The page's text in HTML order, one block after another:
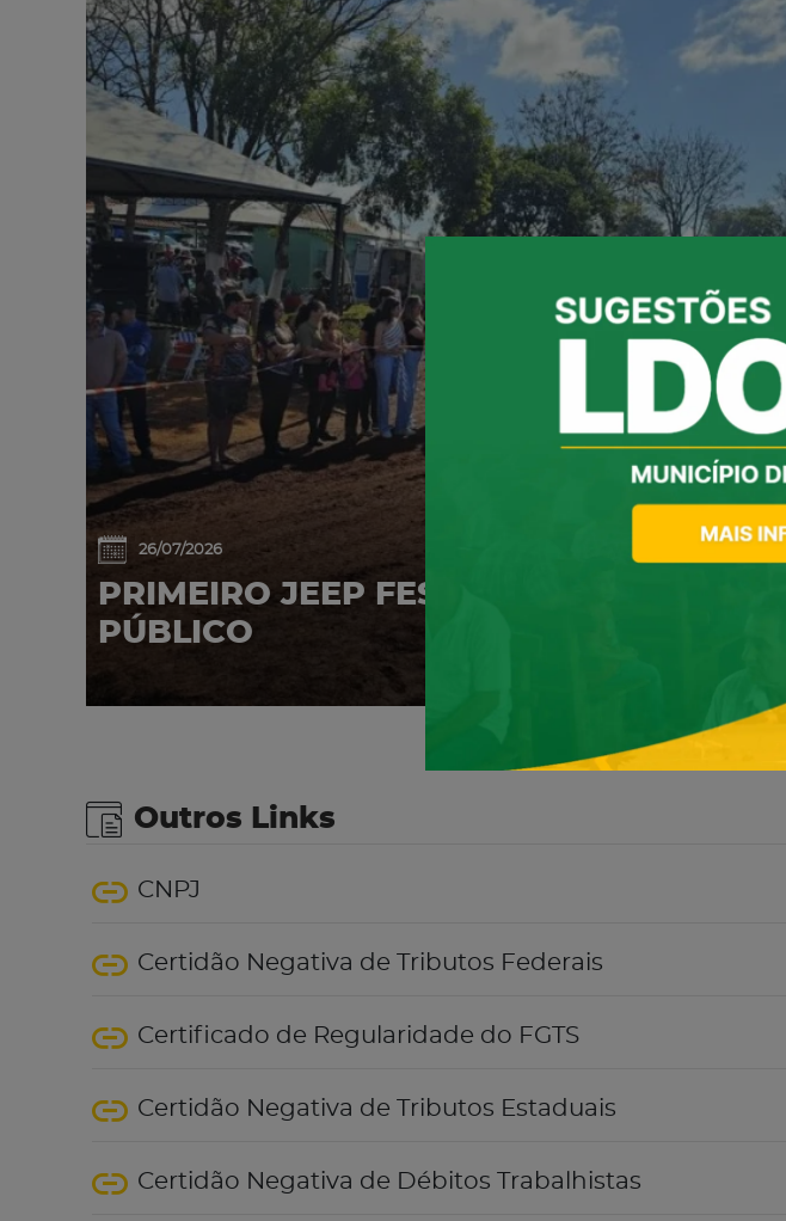
26/07/2026
PRIMEIRO JEEP FEST ATRAIU GRANDE
PÚBLICO
Outros Links
CNPJ
Certidão Negativa de Tributos Federais
Certificado de Regularidade do FGTS
Certidão Negativa de Tributos Estaduais
Certidão Negativa de Débitos Trabalhistas